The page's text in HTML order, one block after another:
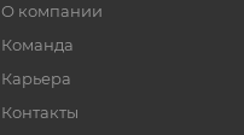
О компании
Команда
Карьера
Контакты